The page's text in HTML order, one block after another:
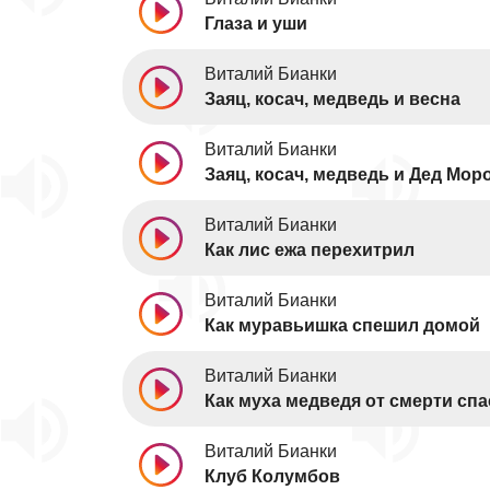
Глаза и уши
Виталий Бианки
Заяц, косач, медведь и весна
Виталий Бианки
Заяц, косач, медведь и Дед
Виталий Бианки
Как лис ежа перехитрил
Виталий Бианки
Как муравьишка спешил домой
Виталий Бианки
Как муха медведя от смерти
Виталий Бианки
Клуб Колумбов